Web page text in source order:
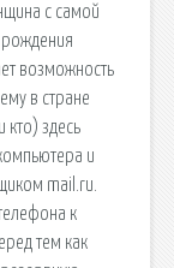
с самой
рождения
возможность
в стране
кто) здесь
и
mail.ru.
к
тем как